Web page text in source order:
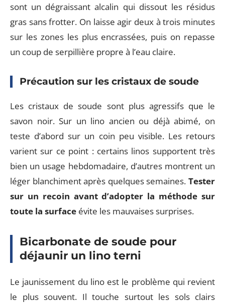
sont un dégraissant alcalin qui dissout les résidus
gras sans frotter. On laisse agir deux à trois minutes
sur les zones les plus encrassées, puis on repasse
un coup de serpillière propre à l’eau claire.
Précaution sur les cristaux de soude
Les cristaux de soude sont plus agressifs que le
savon noir. Sur un lino ancien ou déjà abimé, on
teste d’abord sur un coin peu visible. Les retours
varient sur ce point : certains linos supportent très
bien un usage hebdomadaire, d’autres montrent un
léger blanchiment après quelques semaines. Tester
sur un recoin avant d’adopter la méthode sur
toute la surface évite les mauvaises surprises.
Bicarbonate de soude pour
déjaunir un lino terni
Le jaunissement du lino est le problème qui revient
le plus souvent. Il touche surtout les sols clairs